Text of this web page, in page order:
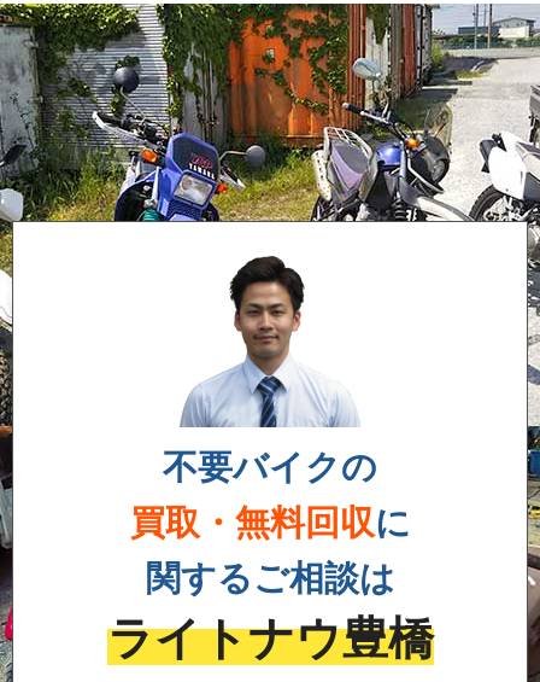
不要バイクの
買取・無料回収に
関するご相談は
ライトナウ豊橋